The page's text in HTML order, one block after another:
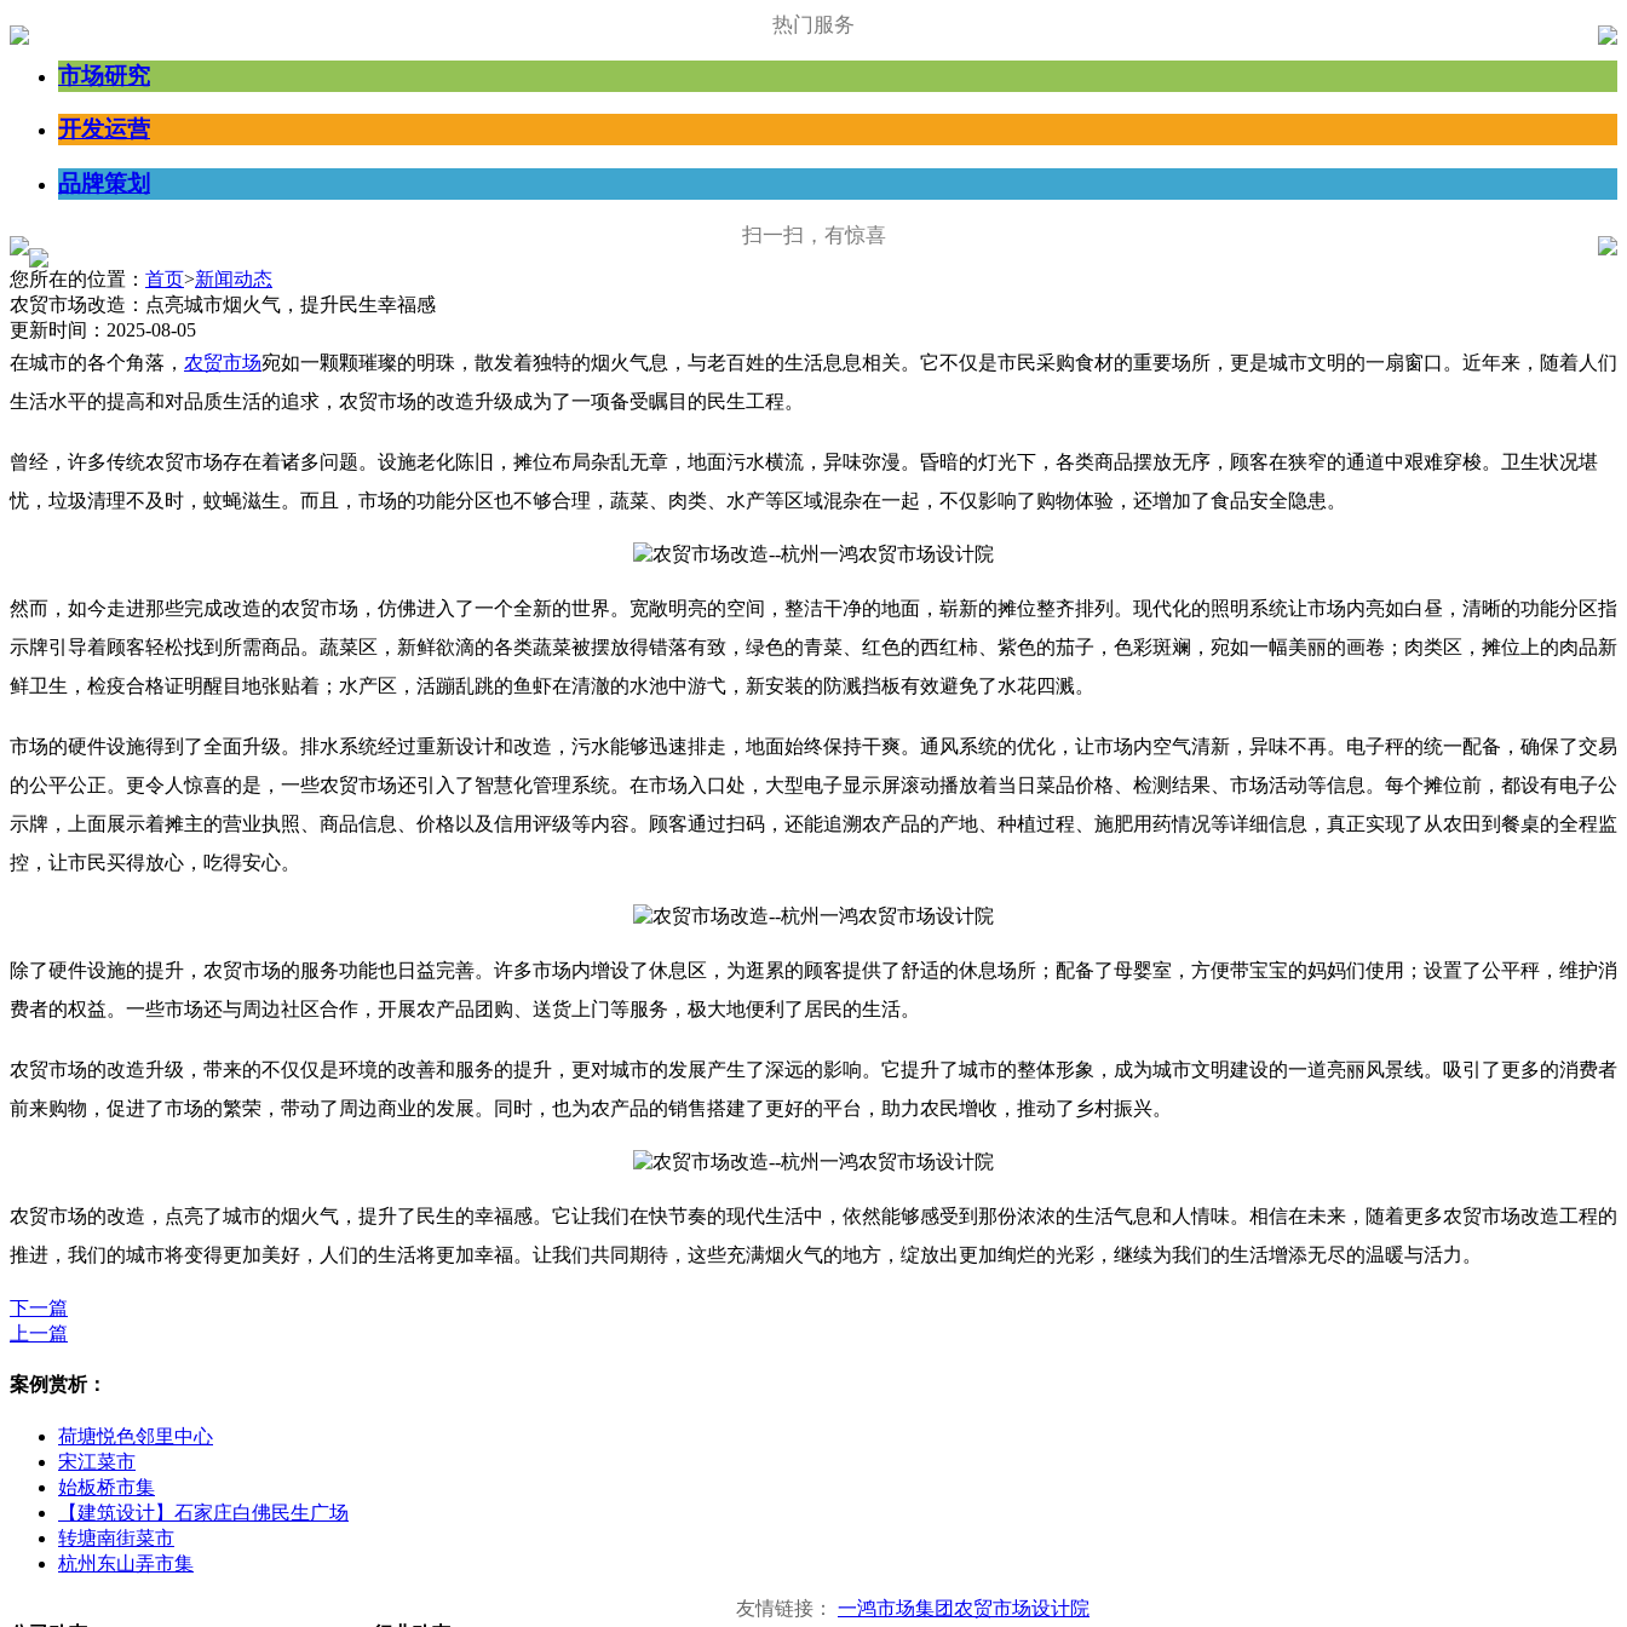
热门服务
市场研究
开发运营
品牌策划
扫一扫，有惊喜
您所在的位置： 首页>新闻动态
农贸市场改造：点亮城市烟火气，提升民生幸福感
更新时间：2025-08-05
在城市的各个角落， 农贸市场宛如一颗颗璀璨的明珠，散发着独特的烟火气息，与老百姓的生活息息相关。它不仅是市民采购食材的重要场所，更是城市文明的一扇窗口。近年来，随着人们
生活水平的提高和对品质生活的追求，农贸市场的改造升级成为了一项备受瞩目的民生工程。
曾经，许多传统农贸市场存在着诸多问题。设施老化陈旧，摊位布局杂乱无章，地面污水横流，异味弥漫。昏暗的灯光下，各类商品摆放无序，顾客在狭窄的通道中艰难穿梭。卫生状况堪
忧，垃圾清理不及时，蚊蝇滋生。而且，市场的功能分区也不够合理，蔬菜、肉类、水产等区域混杂在一起，不仅影响了购物体验，还增加了食品安全隐患。
然而，如今走进那些完成改造的农贸市场，仿佛进入了一个全新的世界。宽敞明亮的空间，整洁干净的地面，崭新的摊位整齐排列。现代化的照明系统让市场内亮如白昼，清晰的功能分区指
示牌引导着顾客轻松找到所需商品。蔬菜区，新鲜欲滴的各类蔬菜被摆放得错落有致，绿色的青菜、红色的西红柿、紫色的茄子，色彩斑斓，宛如一幅美丽的画卷；肉类区，摊位上的肉品新
鲜卫生，检疫合格证明醒目地张贴着；水产区，活蹦乱跳的鱼虾在清澈的水池中游弋，新安装的防溅挡板有效避免了水花四溅。
市场的硬件设施得到了全面升级。排水系统经过重新设计和改造，污水能够迅速排走，地面始终保持干爽。通风系统的优化，让市场内空气清新，异味不再。电子秤的统一配备，确保了交易
的公平公正。更令人惊喜的是，一些农贸市场还引入了智慧化管理系统。在市场入口处，大型电子显示屏滚动播放着当日菜品价格、检测结果、市场活动等信息。每个摊位前，都设有电子公
示牌，上面展示着摊主的营业执照、商品信息、价格以及信用评级等内容。顾客通过扫码，还能追溯农产品的产地、种植过程、施肥用药情况等详细信息，真正实现了从农田到餐桌的全程监
控，让市民买得放心，吃得安心。
除了硬件设施的提升，农贸市场的服务功能也日益完善。许多市场内增设了休息区，为逛累的顾客提供了舒适的休息场所；配备了母婴室，方便带宝宝的妈妈们使用；设置了公平秤，维护消
费者的权益。一些市场还与周边社区合作，开展农产品团购、送货上门等服务，极大地便利了居民的生活。
农贸市场的改造升级，带来的不仅仅是环境的改善和服务的提升，更对城市的发展产生了深远的影响。它提升了城市的整体形象，成为城市文明建设的一道亮丽风景线。吸引了更多的消费者
前来购物，促进了市场的繁荣，带动了周边商业的发展。同时，也为农产品的销售搭建了更好的平台，助力农民增收，推动了乡村振兴。
农贸市场的改造，点亮了城市的烟火气，提升了民生的幸福感。它让我们在快节奏的现代生活中，依然能够感受到那份浓浓的生活气息和人情味。相信在未来，随着更多农贸市场改造工程的
推进，我们的城市将变得更加美好，人们的生活将更加幸福。让我们共同期待，这些充满烟火气的地方，绽放出更加绚烂的光彩，继续为我们的生活增添无尽的温暖与活力。
下一篇
上一篇
案例赏析：
荷塘悦色邻里中心
宋江菜市
始板桥市集
【建筑设计】石家庄白佛民生广场
转塘南街菜市
杭州东山弄市集
友情链接： 一鸿市场集团农贸市场设计院